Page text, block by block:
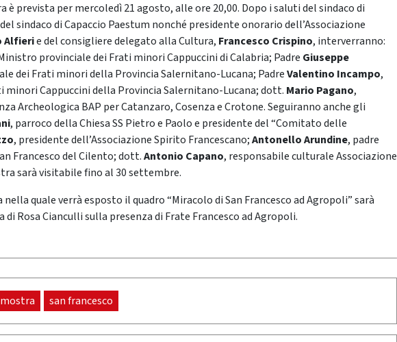
è prevista per mercoledì 21 agosto, alle ore 20,00. Dopo i saluti del sindaco di
sindaco di Capaccio Paestum nonché presidente onorario dell’Associazione
Alfierie del consigliere delegato alla Cultura, Francesco Crispino, interverranno:
provinciale dei Frati minori Cappuccini di Calabria; Padre Giuseppe
dei Frati minori della Provincia Salernitano-Lucana; PadreValentino Incampo,
Cappuccini della Provincia Salernitano-Lucana; dott. Mario Pagano,
Archeologica BAP per Catanzaro, Cosenza e Crotone. Seguiranno anche gli
, parroco della Chiesa SS Pietro e Paolo e presidente del “Comitato delle
, presidente dell’Associazione Spirito Francescano;Antonello Arundine, padre
Francesco del Cilento; dott.Antonio Capano, responsabile culturale Associazione
sarà visitabile fino al 30 settembre.
quale verrà esposto il quadro “Miracolo di San Francesco ad Agropoli” sarà
Rosa Cianculli sulla presenza di Frate Francesco ad Agropoli.
mostra san francesco